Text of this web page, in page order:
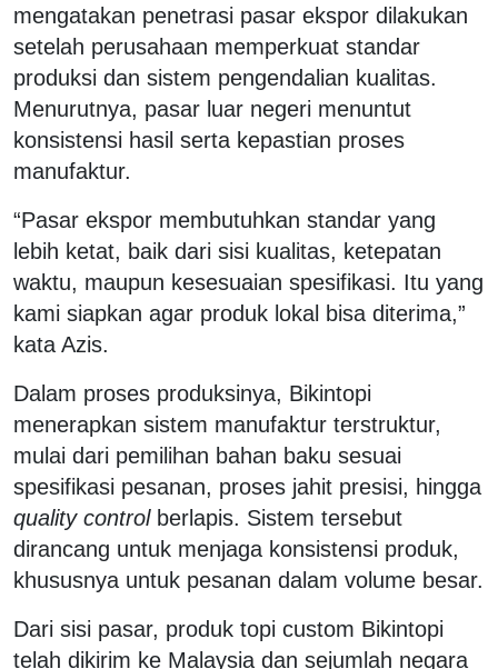
mengatakan penetrasi pasar ekspor dilakukan
setelah perusahaan memperkuat standar
produksi dan sistem pengendalian kualitas.
Menurutnya, pasar luar negeri menuntut
konsistensi hasil serta kepastian proses
manufaktur.
“Pasar ekspor membutuhkan standar yang
lebih ketat, baik dari sisi kualitas, ketepatan
waktu, maupun kesesuaian spesifikasi. Itu yang
kami siapkan agar produk lokal bisa diterima,”
kata Azis.
Dalam proses produksinya, Bikintopi
menerapkan sistem manufaktur terstruktur,
mulai dari pemilihan bahan baku sesuai
spesifikasi pesanan, proses jahit presisi, hingga
quality controlberlapis. Sistem tersebut
dirancang untuk menjaga konsistensi produk,
khususnya untuk pesanan dalam volume besar.
Dari sisi pasar, produk topi custom Bikintopi
telah dikirim ke Malaysia dan sejumlah negara